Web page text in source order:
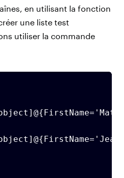
en utilisant la fonction
une liste test
utiliser la commande